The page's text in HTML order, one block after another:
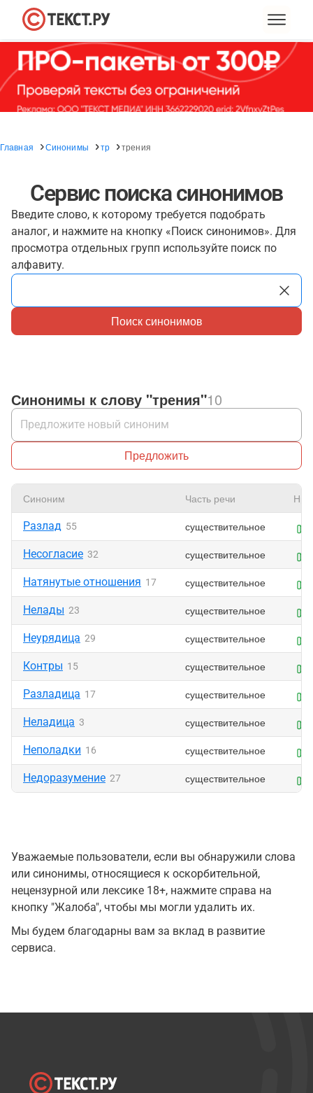
Главная Синонимы тр трения
Сервис поиска синонимов
Введите слово, к которому требуется подобрать
аналог, и нажмите на кнопку «Поиск синонимов». Для
просмотра отдельных групп используйте поиск по
алфавиту.
Поиск синонимов
Синонимы к слову "трения"10
Предложить
Синоним Часть речи
Разлад 55 существительное
Несогласие 32 существительное
Натянутые отношения 17 существительное
Нелады 23 существительное
Неурядица 29 существительное
Контры 15 существительное
Разладица 17 существительное
Неладица 3 существительное
Неполадки 16 существительное
Недоразумение 27 существительное
Уважаемые пользователи, если вы обнаружили слова
или синонимы, относящиеся к оскорбительной,
нецензурной или лексике 18+, нажмите справа на
кнопку "Жалоба", чтобы мы могли удалить их.
Мы будем благодарны вам за вклад в развитие
сервиса.